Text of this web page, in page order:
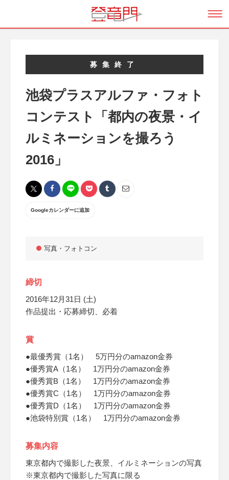
募集終了
池袋プラスアルファ・フォト
コンテスト「都内の夜景・イ
ルミネーションを撮ろう
2016」
Googleカレンダーに追加
写真・フォトコン
締切
2016年12月31日 (土)
作品提出・応募締切、必着
賞
●最優秀賞（1名） 5万円分のamazon金券
●優秀賞A（1名） 1万円分のamazon金券
●優秀賞B（1名） 1万円分のamazon金券
●優秀賞C（1名） 1万円分のamazon金券
●優秀賞D（1名） 1万円分のamazon金券
●池袋特別賞（1名） 1万円分のamazon金券
募集内容
東京都内で撮影した夜景、イルミネーションの写真
※東京都内で撮影した写真に限る